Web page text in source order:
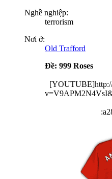
Nghề nghiệp:
terrorism
Nơi ở:
Old Trafford
Ðề: 999 Roses